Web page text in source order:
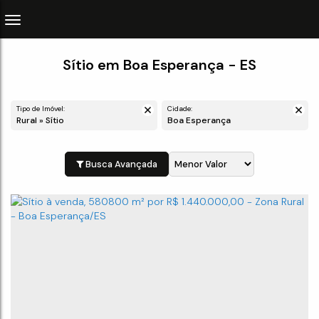
Sítio em Boa Esperança - ES
Tipo de Imóvel:
Rural » Sítio
Cidade:
Boa Esperança
Busca Avançada